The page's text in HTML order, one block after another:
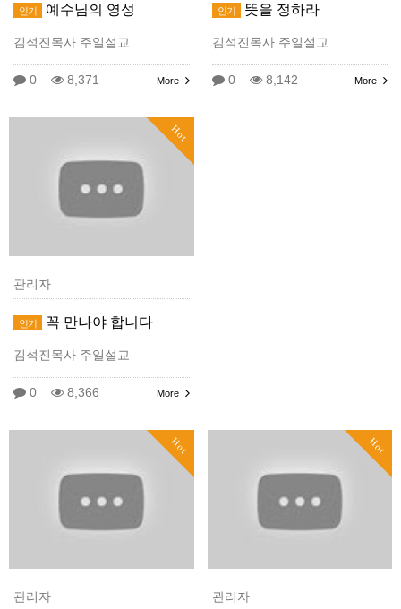
인기 예수님의 영성
김석진목사 주일설교
0 8,371 More
인기 뜻을 정하라
김석진목사 주일설교
0 8,142 More
Hot
관리자
인기 꼭 만나야 합니다
김석진목사 주일설교
0 8,366 More
Hot
관리자
Hot
관리자